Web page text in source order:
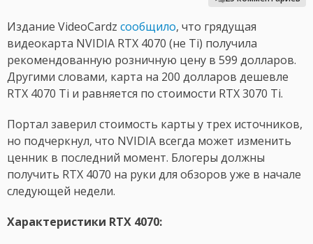
Издание VideoCardz сообщило, что грядущая
видеокарта NVIDIA RTX 4070 (не Ti) получила
рекомендованную розничную цену в 599 долларов.
Другими словами, карта на 200 долларов дешевле
RTX 4070 Ti и равняется по стоимости RTX 3070 Ti.
Портал заверил стоимость карты у трех источников,
но подчеркнул, что NVIDIA всегда может изменить
ценник в последний момент. Блогеры должны
получить RTX 4070 на руки для обзоров уже в начале
следующей недели.
Характеристики RTX 4070: